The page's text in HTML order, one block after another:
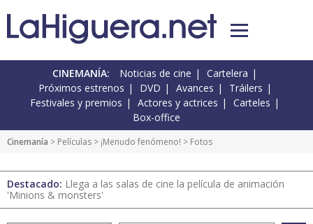
CINEMANÍA: Noticias de cine
Cartelera
Próximos estrenos
DVD Avances
Tráilers
Festivales y premios
Actores y actrices
Carteles
Box-office
Cinemanía > Películas > ¡Menudo fenómeno! > Fotos
Destacado: Llega a las salas de cine la película de animación
'Minions & monsters'